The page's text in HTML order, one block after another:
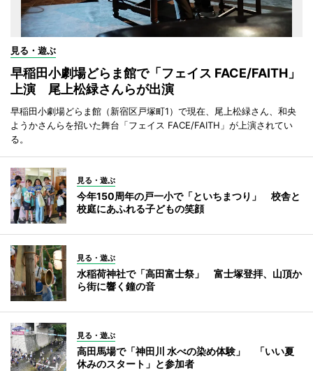
見る・遊ぶ
早稲田小劇場どらま館で「フェイス FACE/FAITH」
上演 尾上松緑さんらが出演
早稲田小劇場どらま館（新宿区戸塚町1）で現在、尾上松緑さん、和央
ようかさんらを招いた舞台「フェイス FACE/FAITH」が上演されてい
る。
見る・遊ぶ
今年150周年の戸一小で「といちまつり」 校舎と
校庭にあふれる子どもの笑顔
見る・遊ぶ
水稲荷神社で「高田富士祭」 富士塚登拝、山頂か
ら街に響く鐘の音
見る・遊ぶ
高田馬場で「神田川 水べの染め体験」 「いい夏
休みのスタート」と参加者